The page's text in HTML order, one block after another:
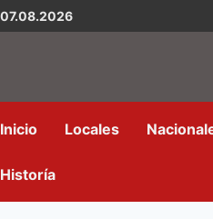
07.08.2026
Inicio Locales
Historía